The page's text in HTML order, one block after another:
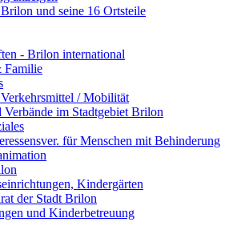
und seine 16 Ortsteile
- Brilon international
Familie
/ Mobilität
Verbände im Stadtgebiet Brilon
für Menschen mit Behinderung
Kindergärten
der Stadt Brilon
und Kinderbetreuung